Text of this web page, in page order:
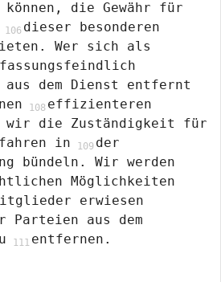
können, die Gewähr für
dieser besonderen
Wer sich als
dem Dienst entfernt
effizienteren
wir die Zuständigkeit für
in
der
bündeln. Wir werden
Möglichkeiten
erwiesen
Parteien aus dem
entfernen.